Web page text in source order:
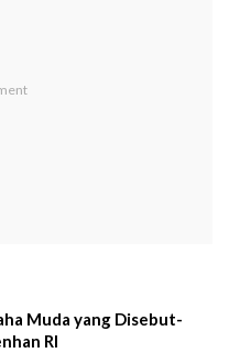
Muda yang Disebut-
RI